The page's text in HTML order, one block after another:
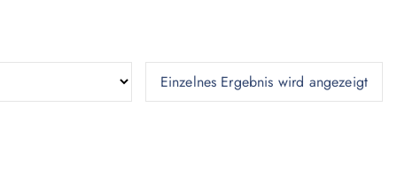
Einzelnes Ergebnis wird angezeigt